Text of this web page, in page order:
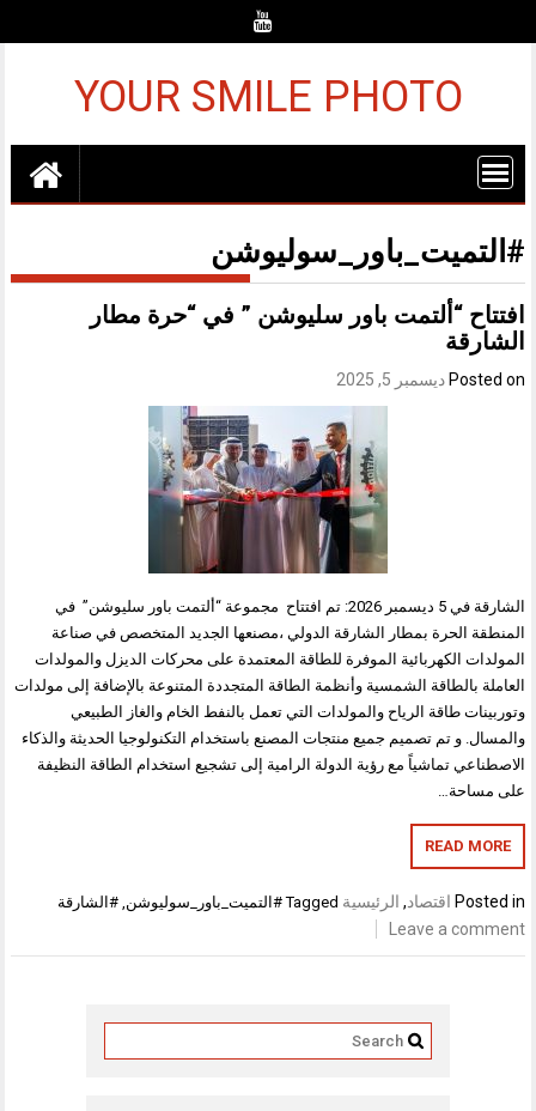
YOUR SMILE PHOTO
#التميت_باور_سوليوشن
افتتاح “ألتمت باور سليوشن ” في “حرة مطار
الشارقة
Posted on ديسمبر 5, 2025
الشارقة في 5 ديسمبر 2026: تم افتتاح مجموعة “ألتمت باور سليوشن” في
المنطقة الحرة بمطار الشارقة الدولي ،مصنعها الجديد المتخصص في صناعة
المولدات الكهربائية الموفرة للطاقة المعتمدة على محركات الديزل والمولدات
العاملة بالطاقة الشمسية وأنظمة الطاقة المتجددة المتنوعة بالإضافة إلى مولدات
وتوربينات طاقة الرياح والمولدات التي تعمل بالنفط الخام والغاز الطبيعي
والمسال. و تم تصميم جميع منتجات المصنع باستخدام التكنولوجيا الحديثة والذكاء
الاصطناعي تماشياً مع رؤية الدولة الرامية إلى تشجيع استخدام الطاقة النظيفة
على مساحة…
READ MORE
Posted in اقتصاد, الرئيسية Tagged #التميت_باور_سوليوشن,#الشارقة
Leave a comment